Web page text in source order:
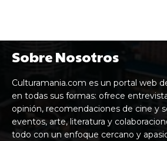
Sobre Nosotros
Culturamania.com es un portal web
en todas sus formas: ofrece
opinión, recomendaciones de cine y
eventos, arte, literatura y
todo con un enfoque cercano y